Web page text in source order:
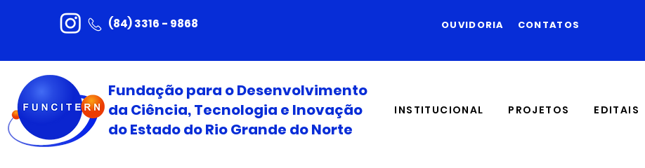
(84) 3316 - 9868 OUVIDORIA CONTATOS
Fundação para o Desenvolvimento
da Ciência, Tecnologia e Inovação
do Estado do Rio Grande do Norte
INSTITUCIONAL PROJETOS EDITAIS